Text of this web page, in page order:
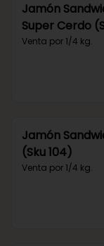
Jamón
Super Cerdo
Venta por 1/4 kg.
Jamón
(Sku 104)
Venta por 1/4 kg.